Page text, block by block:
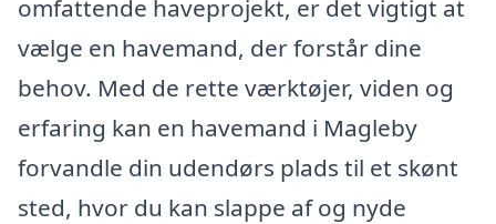
omfattende haveprojekt, er det vigtigt at
vælge en havemand, der forstår dine
behov. Med de rette værktøjer, viden og
erfaring kan en havemand i Magleby
forvandle din udendørs plads til et skønt
sted, hvor du kan slappe af og nyde